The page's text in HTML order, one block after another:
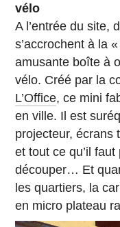
vélo
A l’entrée du site,
s’accrochent à la
amusante boîte à
vélo. Créé par la
L’Office, ce mini
en ville. Il est
projecteur, écrans
et tout ce qu’il
découper… Et
les quartiers, la
en micro plateau